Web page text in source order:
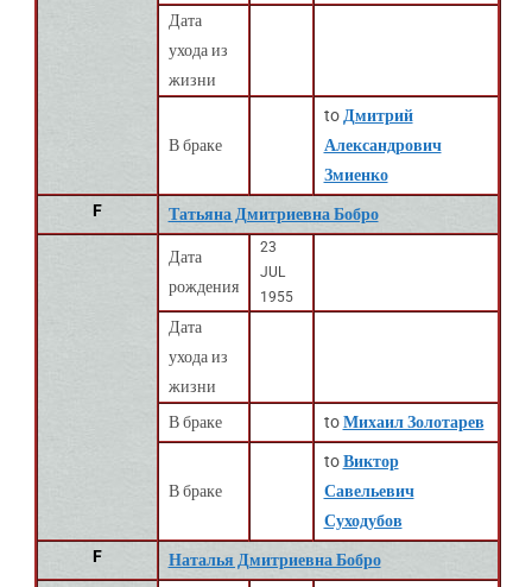
Дата
ухода из
жизни
В браке
to Дмитрий
Александрович
Змиенко
F
Татьяна Дмитриевна Бобро
Дата
рождения
23
JUL
1955
Дата
ухода из
жизни
В браке
toМихаил Золотарев
В браке
toВиктор
Савельевич
Суходубов
F
Наталья Дмитриевна Бобро